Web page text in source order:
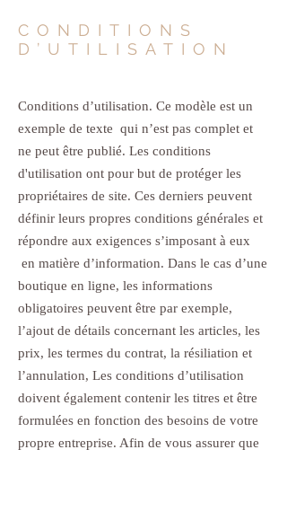
CONDITIONS
D’UTILISATION
Conditions d’utilisation. Ce modèle est un
exemple de texte qui n’est pas complet et
ne peut être publié. Les conditions
d'utilisation ont pour but de protéger les
propriétaires de site. Ces derniers peuvent
définir leurs propres conditions générales et
répondre aux exigences s’imposant à eux
en matière d’information. Dans le cas d’une
boutique en ligne, les informations
obligatoires peuvent être par exemple,
l’ajout de détails concernant les articles, les
prix, les termes du contrat, la résiliation et
l’annulation, Les conditions d’utilisation
doivent également contenir les titres et être
formulées en fonction des besoins de votre
propre entreprise. Afin de vous assurer que